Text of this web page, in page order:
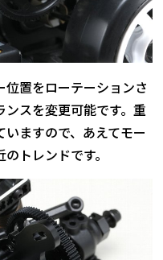
置をローテーションさ
スを変更可能です。重
ますので、あえてモー
トレンドです。